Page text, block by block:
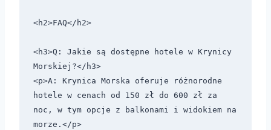
<h2>FAQ</h2>
<h3>Q: Jakie są dostępne hotele w Krynicy
Morskiej?</h3>
<p>A: Krynica Morska oferuje różnorodne
hotele w cenach od 150 zł do 600 zł za
noc, w tym opcje z balkonami i widokiem na
morze.</p>